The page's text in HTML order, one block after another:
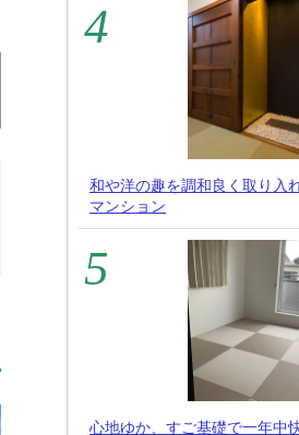
和や洋の趣を調和良く取り入
マンション
心地ゆか、すご基礎で一年中